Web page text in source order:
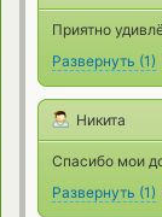
Приятно
Развернуть (1)
Никита
Спасибо мои
Развернуть (1)